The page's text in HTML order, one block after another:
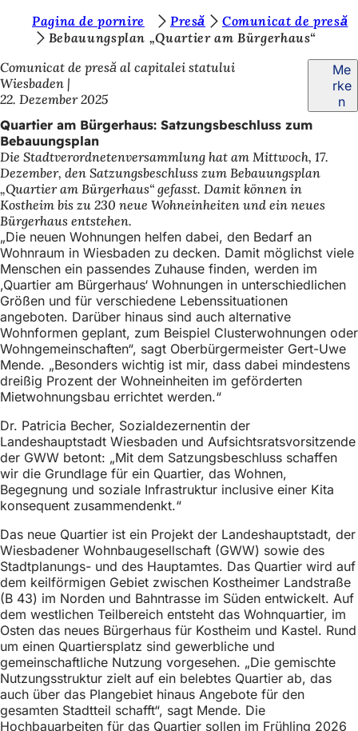
Inhalt anspringen
e
b
e
f
i
n
d
e
n
s
i
c
h
h
i
e
r
:
Pagina de pornire Presă
Comunicat de presă
Bebauungsplan „Quartier am Bürgerhaus“
Comunicat de presă al capitalei statului
Wiesbaden
22. Dezember 2025
Me
rke
n
Quartier am Bürgerhaus: Satzungsbeschluss zum
Bebauungsplan
Die Stadtverordnetenversammlung hat am Mittwoch, 17.
Dezember, den Satzungsbeschluss zum Bebauungsplan
„Quartier am Bürgerhaus“ gefasst. Damit können in
Kostheim bis zu 230 neue Wohneinheiten und ein neues
Bürgerhaus entstehen.
„Die neuen Wohnungen helfen dabei, den Bedarf an
Wohnraum in Wiesbaden zu decken. Damit möglichst viele
Menschen ein passendes Zuhause finden, werden im
,Quartier am Bürgerhaus‘ Wohnungen in unterschiedlichen
Größen und für verschiedene Lebenssituationen
angeboten. Darüber hinaus sind auch alternative
Wohnformen geplant, zum Beispiel Clusterwohnungen oder
Wohngemeinschaften“, sagt Oberbürgermeister Gert-Uwe
Mende. „Besonders wichtig ist mir, dass dabei mindestens
dreißig Prozent der Wohneinheiten im geförderten
Mietwohnungsbau errichtet werden.“
Dr. Patricia Becher, Sozialdezernentin der
Landeshauptstadt Wiesbaden und Aufsichtsratsvorsitzende
der GWW betont: „Mit dem Satzungsbeschluss schaffen
wir die Grundlage für ein Quartier, das Wohnen,
Begegnung und soziale Infrastruktur inclusive einer Kita
konsequent zusammendenkt.“
Das neue Quartier ist ein Projekt der Landeshauptstadt, der
Wiesbadener Wohnbaugesellschaft (GWW) sowie des
Stadtplanungs- und des Hauptamtes. Das Quartier wird auf
dem keilförmigen Gebiet zwischen Kostheimer Landstraße
(B 43) im Norden und Bahntrasse im Süden entwickelt. Auf
dem westlichen Teilbereich entsteht das Wohnquartier, im
Osten das neues Bürgerhaus für Kostheim und Kastel. Rund
um einen Quartiersplatz sind gewerbliche und
gemeinschaftliche Nutzung vorgesehen. „Die gemischte
Nutzungsstruktur zielt auf ein belebtes Quartier ab, das
auch über das Plangebiet hinaus Angebote für den
gesamten Stadtteil schafft“, sagt Mende. Die
Hochbauarbeiten für das Quartier sollen im Frühling 2026